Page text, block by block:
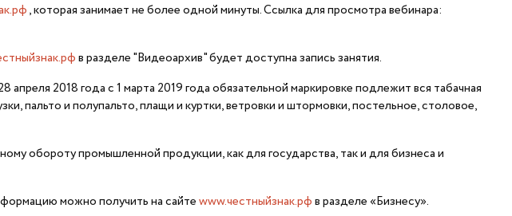
, которая занимает не более одной минуты. Ссылка для просмотра вебинара:
в разделе "Видеоархив" будет доступна запись занятия.
2018 года с 1 марта 2019 года обязательной маркировке подлежит вся табачная
пальто и полупальто, плащи и куртки, ветровки и штормовки, постельное, столовое,
обороту промышленной продукции, как для государства, так и для бизнеса и
можно получить на сайтеwww.честныйзнак.рфв разделе «Бизнесу».